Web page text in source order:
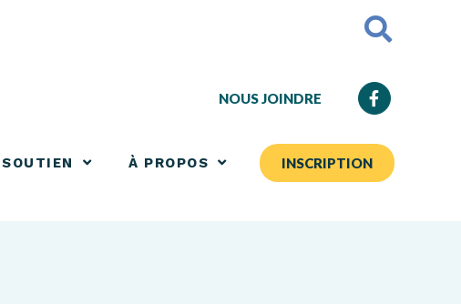
NOUS JOINDRE
SOUTIEN À PROPOS INSCRIPTION